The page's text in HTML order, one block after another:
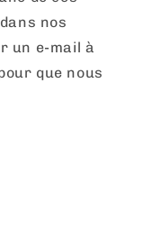
nos
un e-mail à
que nous